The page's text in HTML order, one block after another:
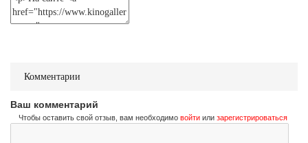
Комментарии
Ваш комментарий
Чтобы оставить свой отзыв, вам необходимо войти или зарегистрироваться